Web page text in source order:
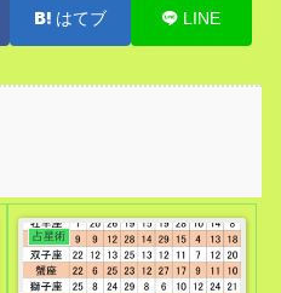
はてブ LINE
占星術